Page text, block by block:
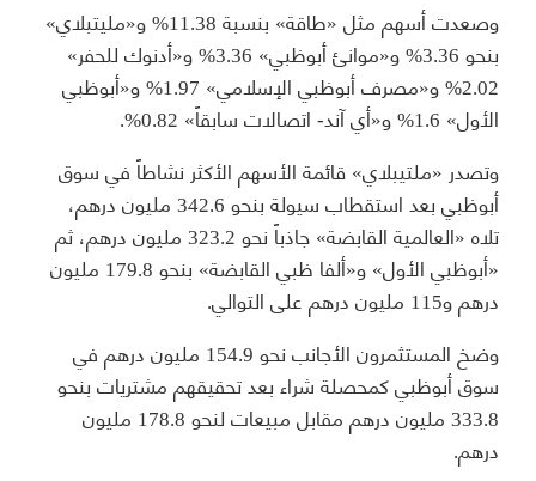
وصعدت أسهم مثل «طاقة» بنسبة 11.38% و«مليتبلاي»
بنحو 3.36% و«موانئ أبوظبي» 3.36% و«أدنوك للحفر»
2.02% و«مصرف أبوظبي الإسلامي» 1.97% و«أبوظبي
الأول» 1.6% و«أي آند- اتصالات سابقاً» 0.82%.
وتصدر «ملتيبلاي» قائمة الأسهم الأكثر نشاطاً في سوق
أبوظبي بعد استقطاب سيولة بنحو 342.6 مليون درهم،
تلاه «العالمية القابضة» جاذباً نحو 323.2 مليون درهم، ثم
«أبوظبي الأول» و«ألفا ظبي القابضة» بنحو 179.8 مليون
درهم و115 مليون درهم على التوالي.
وضخ المستثمرون الأجانب نحو 154.9 مليون درهم في
سوق أبوظبي كمحصلة شراء بعد تحقيقهم مشتريات بنحو
333.8 مليون درهم مقابل مبيعات لنحو 178.8 مليون
درهم.